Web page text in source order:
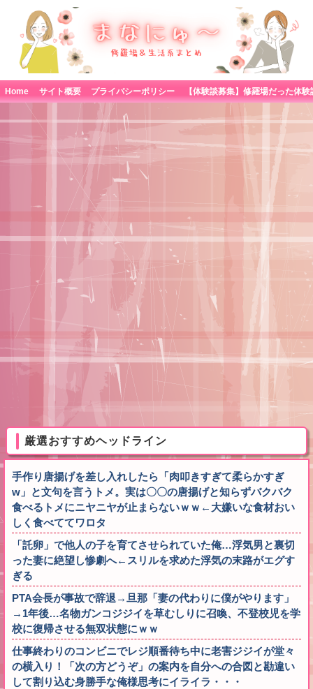
Home サイト概要 プライバシーポリシー
厳選おすすめヘッドライン
手作り唐揚げを差し入れしたら「肉叩きすぎて柔らかすぎ
w」と文句を言うトメ。実は〇〇の唐揚げと知らずバクバク
食べるトメにニヤニヤが止まらないｗｗ←大嫌いな食材おい
しく食べててワロタ
「託卵」で他人の子を育てさせられていた俺…浮気男と裏切
った妻に絶望し惨劇へ←スリルを求めた浮気の末路がエグす
ぎる
PTA会長が事故で辞退→旦那「妻の代わりに僕がやります」
→1年後…名物ガンコジジイを草むしりに召喚、不登校児を学
校に復帰させる無双状態にｗｗ
仕事終わりのコンビニでレジ順番待ち中に老害ジジイが堂々
の横入り！「次の方どうぞ」の案内を自分への合図と勘違い
して割り込む身勝手な俺様思考にイライラ・・・